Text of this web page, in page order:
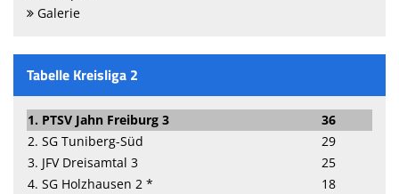
Galerie
Tabelle Kreisliga 2
1. PTSV Jahn Freiburg 3
36
2. SG Tuniberg-Süd
29
3. JFV Dreisamtal 3
25
4. SG Holzhausen 2 *
18